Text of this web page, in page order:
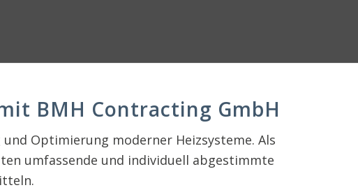
BMH Contracting GmbH
Optimierung moderner Heizsysteme. Als
umfassende und individuell abgestimmte